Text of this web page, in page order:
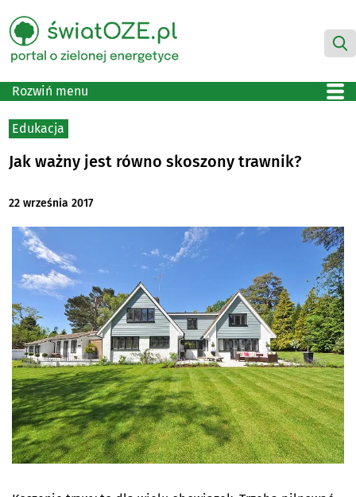
Rozwiń menu
Edukacja
Jak ważny jest równo skoszony trawnik?
22 września 2017